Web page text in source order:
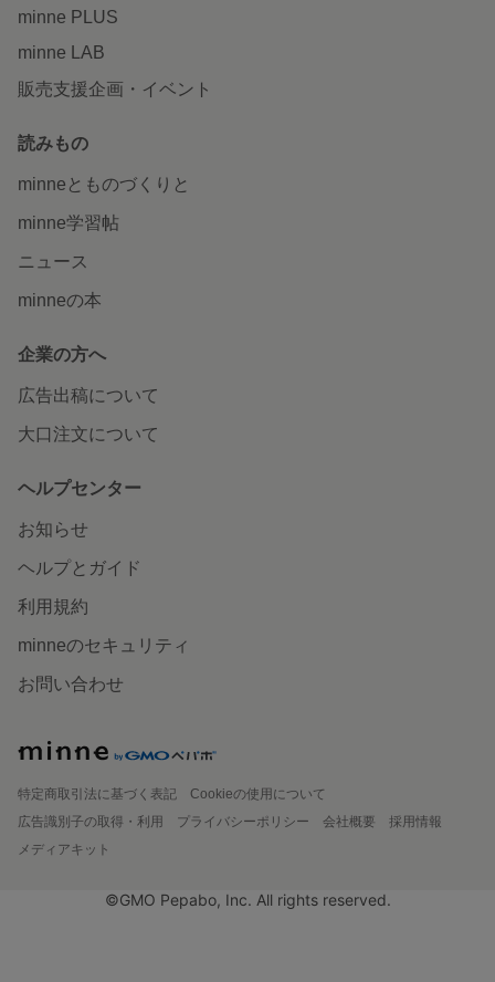
minne PLUS
minne LAB
販売支援企画・イベント
読みもの
minneとものづくりと
minne学習帖
ニュース
minneの本
企業の方へ
広告出稿について
大口注文について
ヘルプセンター
お知らせ
ヘルプとガイド
利用規約
minneのセキュリティ
お問い合わせ
特定商取引法に基づく表記
Cookieの使用について
広告識別子の取得・利用
プライバシーポリシー 会社概要
採用情報
メディアキット
©GMO Pepabo, Inc. All rights reserved.